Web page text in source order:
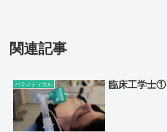
関連記事
パラメディカル 臨床工学士①